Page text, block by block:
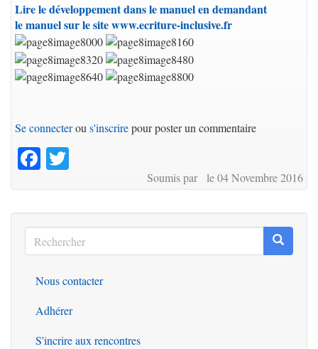
Lire le développement dans le manuel en demandant
le manuel sur le site www.ecriture-inclusive.fr
Se connecterous'inscrirepour poster un commentaire
Facebook
Soumis par le 04 Novembre 2016
Rechercher
Rechercher
Outils
Nous contacter
Adhérer
S'incrire aux rencontres